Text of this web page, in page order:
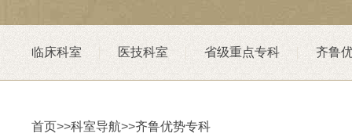
临床科室 医技科室 省级重点专科 齐鲁
首页>>科室导航>>齐鲁优势专科